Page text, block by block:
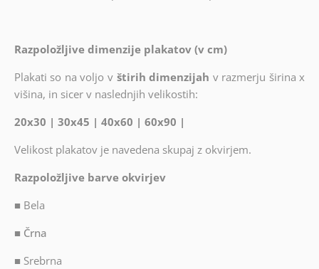
Razpoložljive dimenzije plakatov (v cm)
Plakati so na voljo v štirih dimenzijah v razmerju širina x
višina, in sicer v naslednjih velikostih:
20x30 | 30x45 | 40x60 | 60x90 |
Velikost plakatov je navedena skupaj z okvirjem.
Razpoložljive barve okvirjev
■ Bela
■ Črna
■ Srebrna